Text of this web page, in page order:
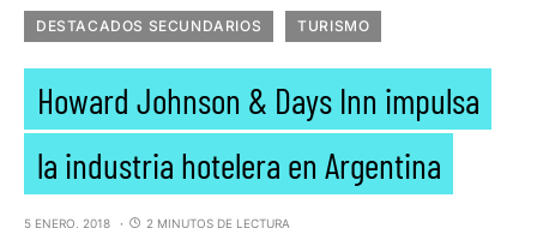
DESTACADOS SECUNDARIOS TURISMO
Howard Johnson & Days Inn impulsa
la industria hotelera en Argentina
5 ENERO, 2018 2 MINUTOS DE LECTURA